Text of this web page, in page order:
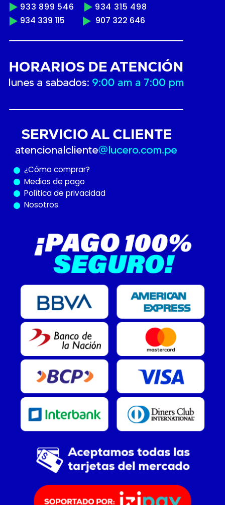
933 899 546
934 315 498
934 339 115
907 322 646
¿Cómo comprar?
Medios de pago
Política de privacidad
Nosotros